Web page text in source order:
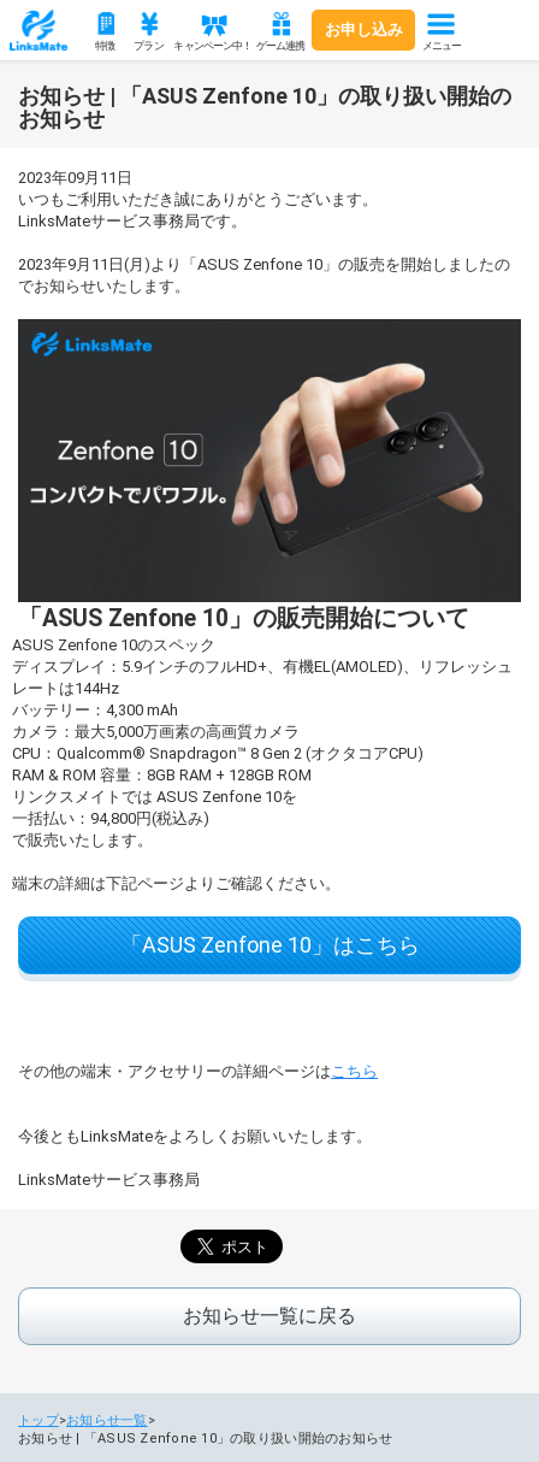
特徴 プラン キャンペーン中！ ゲーム連携
お申し込み
メニュー
お知らせ | 「ASUS Zenfone 10」の取り扱い開始の
お知らせ
2023年09月11日
いつもご利用いただき誠にありがとうございます。
LinksMateサービス事務局です。
2023年9月11日(月)より「ASUS Zenfone 10」の販売を開始しましたの
でお知らせいたします。
「ASUS Zenfone 10」の販売開始について
ASUS Zenfone 10のスペック
ディスプレイ：5.9インチのフルHD+、有機EL(AMOLED)、リフレッシュ
レートは144Hz
バッテリー：4,300 mAh
カメラ：最大5,000万画素の高画質カメラ
CPU：Qualcomm® Snapdragon™ 8 Gen 2 (オクタコアCPU)
RAM & ROM 容量：8GB RAM + 128GB ROM
リンクスメイトでは ASUS Zenfone 10を
一括払い：94,800円(税込み)
で販売いたします。
端末の詳細は下記ページよりご確認ください。
「ASUS Zenfone 10」はこちら
その他の端末・アクセサリーの詳細ページは こちら
今後ともLinksMateをよろしくお願いいたします。
LinksMateサービス事務局
お知らせ一覧に戻る
トップ お知らせ一覧
お知らせ | 「ASUS Zenfone 10」の取り扱い開始のお知らせ